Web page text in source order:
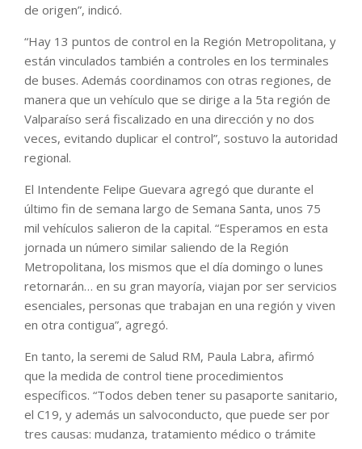
de origen”, indicó.
“Hay 13 puntos de control en la Región Metropolitana, y
están vinculados también a controles en los terminales
de buses. Además coordinamos con otras regiones, de
manera que un vehículo que se dirige a la 5ta región de
Valparaíso será fiscalizado en una dirección y no dos
veces, evitando duplicar el control”, sostuvo la autoridad
regional.
El Intendente Felipe Guevara agregó que durante el
último fin de semana largo de Semana Santa, unos 75
mil vehículos salieron de la capital. “Esperamos en esta
jornada un número similar saliendo de la Región
Metropolitana, los mismos que el día domingo o lunes
retornarán… en su gran mayoría, viajan por ser servicios
esenciales, personas que trabajan en una región y viven
en otra contigua”, agregó.
En tanto, la seremi de Salud RM, Paula Labra, afirmó
que la medida de control tiene procedimientos
específicos. “Todos deben tener su pasaporte sanitario,
el C19, y además un salvoconducto, que puede ser por
tres causas: mudanza, tratamiento médico o trámite